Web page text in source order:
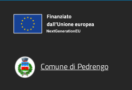
Comune di Pedrengo